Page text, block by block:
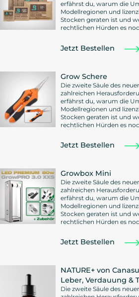
erfährst du, warum die
Modellregionen und
Stocken geraten ist und
rechtlichen Hürden es
Jetzt Bestellen
Grow Schere
Die zweite Säule des
zahlreichen
erfährst du, warum die
Modellregionen und
Stocken geraten ist und
rechtlichen Hürden es
Jetzt Bestellen
Growbox Mini
Die zweite Säule des
zahlreichen
erfährst du, warum die
Modellregionen und
Stocken geraten ist und
rechtlichen Hürden es
Jetzt Bestellen
NATURE+ von
Leber, Verdauung &
Die zweite Säule des